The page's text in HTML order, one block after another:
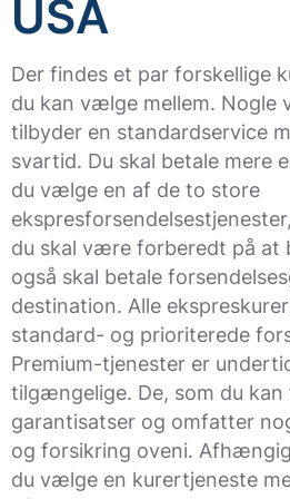
USA
Der findes et par forskellige
du kan vælge mellem. Nogle
tilbyder en standardservice
svartid. Du skal betale mere
du vælge en af de to store
du skal være forberedt på at
også skal betale
destination. Alle
standard- og prioriterede
Premium-tjenester er
tilgængelige. De, som du
garantisatser og omfatter
og forsikring oveni.
du vælge en kurertjeneste